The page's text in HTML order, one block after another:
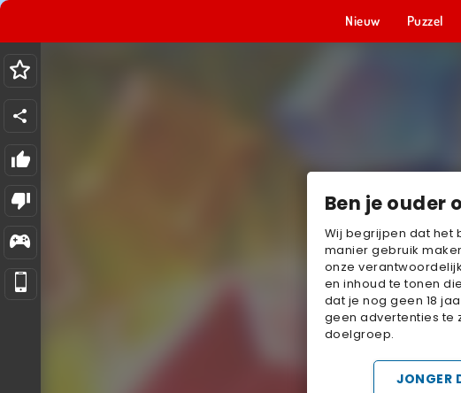
Ben je ouder
Wij begrijpen dat het
manier gebruik
onze
en inhoud te tonen
dat je nog geen 18
geen advertenties te
doelgroep.
JONGER
Nieuw Puzzel